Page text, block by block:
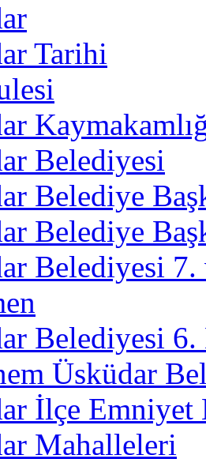
Tarihi
Belediyesi
Belediye
Belediye
Belediyesi
Belediyesi 6.
Üsküdar
İlçe
Mahalleleri